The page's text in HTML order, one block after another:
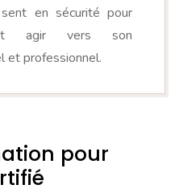
en sécurité pour
agir vers son
et professionnel.
pour